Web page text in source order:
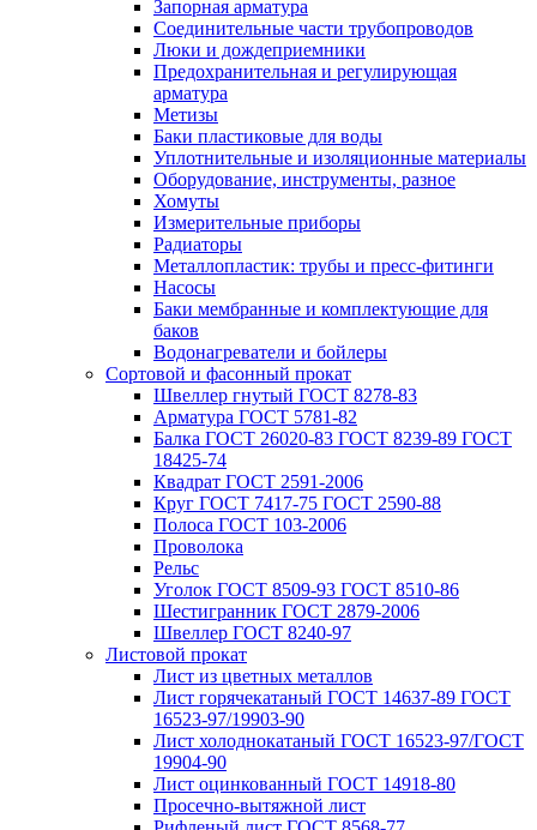
Запорная арматура
Соединительные части трубопроводов
Люки и дождеприемники
Предохранительная и регулирующая
арматура
Метизы
Баки пластиковые для воды
Уплотнительные и изоляционные материалы
Оборудование, инструменты, разное
Хомуты
Измерительные приборы
Радиаторы
Металлопластик: трубы и пресс-фитинги
Насосы
Баки мембранные и комплектующие для
баков
Водонагреватели и бойлеры
Сортовой и фасонный прокат
Швеллер гнутый ГОСТ 8278-83
Арматура ГОСТ 5781-82
Балка ГОСТ 26020-83 ГОСТ 8239-89 ГОСТ
18425-74
Квадрат ГОСТ 2591-2006
Круг ГОСТ 7417-75 ГОСТ 2590-88
Полоса ГОСТ 103-2006
Проволока
Рельс
Уголок ГОСТ 8509-93 ГОСТ 8510-86
Шестигранник ГОСТ 2879-2006
Швеллер ГОСТ 8240-97
Листовой прокат
Лист из цветных металлов
Лист горячекатаный ГОСТ 14637-89 ГОСТ
16523-97/19903-90
Лист холоднокатаный ГОСТ 16523-97/ГОСТ
19904-90
Лист оцинкованный ГОСТ 14918-80
Просечно-вытяжной лист